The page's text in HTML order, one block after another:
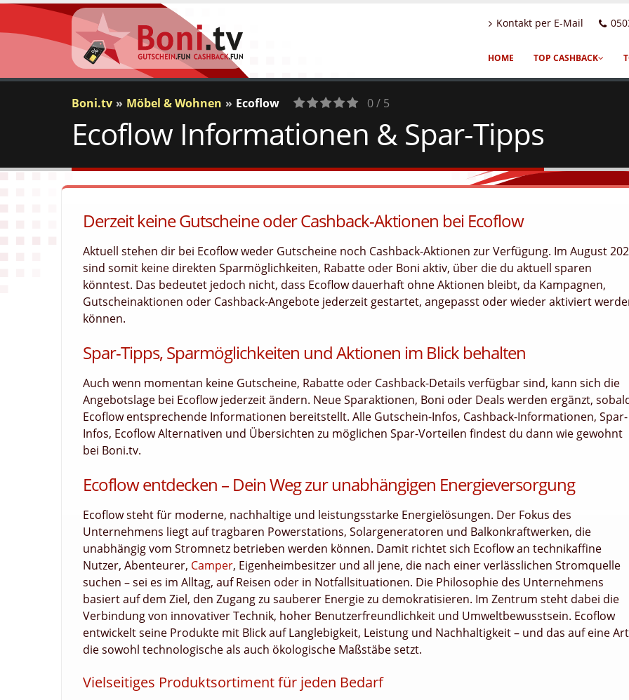
Kontakt per E-Mail
HOME TOP CASHBACK
Boni.tv Möbel & Wohnen Ecoflow
0
Votes
0 / 5
Ecoflow Informationen & Spar-Tipps
Derzeit keine Gutscheine oder Cashback-Aktionen bei Ecoflow
Aktuell stehen dir bei Ecoflow weder Gutscheine noch Cashback-Aktionen zur Verfügung. Im August
sind somit keine direkten Sparmöglichkeiten, Rabatte oder Boni aktiv, über die du aktuell sparen
könntest. Das bedeutet jedoch nicht, dass Ecoflow dauerhaft ohne Aktionen bleibt, da Kampagnen,
Gutscheinaktionen oder Cashback-Angebote jederzeit gestartet, angepasst oder wieder aktiviert
können.
Spar-Tipps, Sparmöglichkeiten und Aktionen im Blick behalten
Auch wenn momentan keine Gutscheine, Rabatte oder Cashback-Details verfügbar sind, kann sich die
Angebotslage bei Ecoflow jederzeit ändern. Neue Sparaktionen, Boni oder Deals werden ergänzt,
Ecoflow entsprechende Informationen bereitstellt. Alle Gutschein-Infos, Cashback-Informationen, Spar-
Infos, Ecoflow Alternativen und Übersichten zu möglichen Spar-Vorteilen findest du dann wie gewohnt
bei Boni.tv.
Ecoflow entdecken – Dein Weg zur unabhängigen Energieversorgung
Ecoflow steht für moderne, nachhaltige und leistungsstarke Energielösungen. Der Fokus des
Unternehmens liegt auf tragbaren Powerstations, Solargeneratoren und Balkonkraftwerken, die
unabhängig vom Stromnetz betrieben werden können. Damit richtet sich Ecoflow an technikaffine
Nutzer, Abenteurer, Camper, Eigenheimbesitzer und all jene, die nach einer verlässlichen Stromquelle
suchen – sei es im Alltag, auf Reisen oder in Notfallsituationen. Die Philosophie des Unternehmens
basiert auf dem Ziel, den Zugang zu sauberer Energie zu demokratisieren. Im Zentrum steht dabei die
Verbindung von innovativer Technik, hoher Benutzerfreundlichkeit und Umweltbewusstsein. Ecoflow
entwickelt seine Produkte mit Blick auf Langlebigkeit, Leistung und Nachhaltigkeit – und das auf eine
die sowohl technologische als auch ökologische Maßstäbe setzt.
Vielseitiges Produktsortiment für jeden Bedarf